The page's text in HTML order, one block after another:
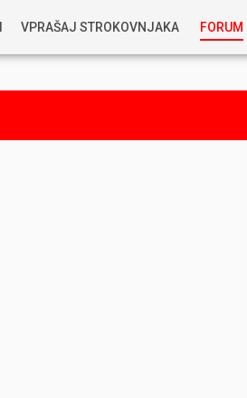
VPRAŠAJ STROKOVNJAKA
KOSTJA PRIHODA
FORUM